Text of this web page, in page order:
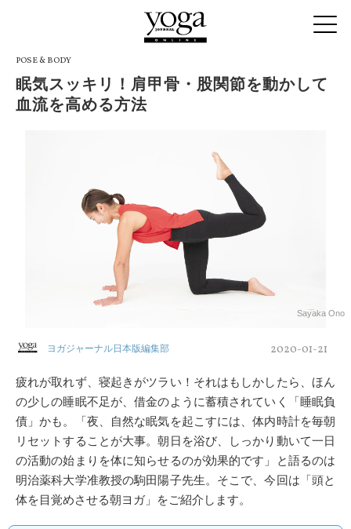
POSE & BODY
眠気スッキリ！肩甲骨・股関節を動かして
血流を高める方法
Sayaka Ono
ヨガジャーナル日本版編集部 2020-01-21
疲れが取れず、寝起きがツラい！それはもしかしたら、ほん
の少しの睡眠不足が、借金のように蓄積されていく「睡眠負
債」かも。「夜、自然な眠気を起こすには、体内時計を毎朝
リセットすることが大事。朝日を浴び、しっかり動いて一日
の活動の始まりを体に知らせるのが効果的です」と語るのは
明治薬科大学准教授の駒田陽子先生。そこで、今回は「頭と
体を目覚めさせる朝ヨガ」をご紹介します。